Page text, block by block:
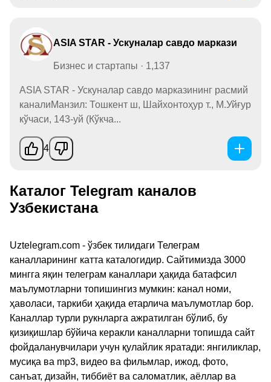
ASIA STAR - Ускуналар савдо маркази
Бизнес и стартапы · 1,137
ASIA STAR - Ускуналар савдо марказининг расмий
каналиМанзил: Тошкент ш, Шайхонтоҳур т., М.Уйғур
кўчаси, 143-уй (Кўкча...
4
Каталог Telegram каналов
Узбекистана
Uztelegram.com - ўзбек тилидаги Телеграм
каналларининг катта каталогидир. Сайтимизда 3000
мингга яқин телеграм каналлари ҳақида батафсил
маълумотларни топишингиз мумкин: канал номи,
ҳаволаси, таркиби ҳақида етарлича маълумотлар бор.
Каналлар турли рукнларга ажратилган бўлиб, бу
қизиқишлар бўйича керакли каналларни топишда сайт
фойдаланувчилари учун қулайлик яратади: янгиликлар,
мусиқа ва mp3, видео ва фильмлар, ижод, фото,
санъат, дизайн, тиббиёт ва саломатлик, аёллар ва